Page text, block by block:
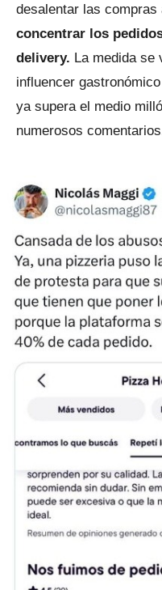
desalentar las
concentrar los
delivery. La medida se
influencer
ya supera el medio
numerosos